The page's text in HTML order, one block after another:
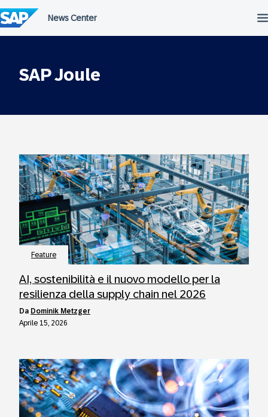
al
contenuto
SAP Joule
Feature
AI, sostenibilità e il nuovo modello per la
resilienza della supply chain nel 2026
da Dominik Metzger
Aprile 15, 2026